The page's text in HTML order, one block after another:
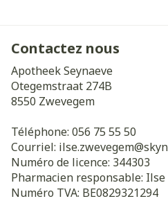
Contactez nous
Apotheek Seynaeve
Otegemstraat 274B
8550 Zwevegem
Téléphone: 056 75 55 50
Courriel: ilse.zwevegem@
Numéro de licence: 344303
Pharmacien responsable: Ilse
Numéro TVA: BE0829321294